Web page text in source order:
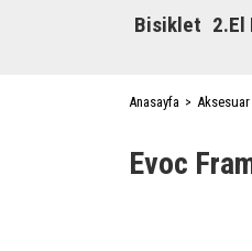
Bisiklet
Anasayfa Aksesuar
Evoc